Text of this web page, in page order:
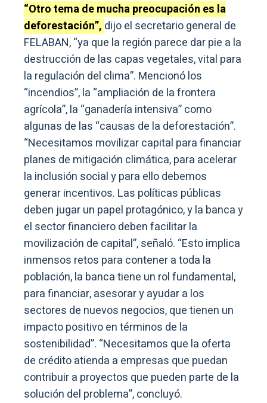
“Otro tema de mucha preocupación es la
deforestación”, dijo el secretario general de
FELABAN, “ya que la región parece dar pie a la
destrucción de las capas vegetales, vital para
la regulación del clima”. Mencionó los
“incendios”, la “ampliación de la frontera
agrícola”, la “ganadería intensiva” como
algunas de las “causas de la deforestación”.
“Necesitamos movilizar capital para financiar
planes de mitigación climática, para acelerar
la inclusión social y para ello debemos
generar incentivos. Las políticas públicas
deben jugar un papel protagónico, y la banca y
el sector financiero deben facilitar la
movilización de capital”, señaló. “Esto implica
inmensos retos para contener a toda la
población, la banca tiene un rol fundamental,
para financiar, asesorar y ayudar a los
sectores de nuevos negocios, que tienen un
impacto positivo en términos de la
sostenibilidad”. “Necesitamos que la oferta
de crédito atienda a empresas que puedan
contribuir a proyectos que pueden parte de la
solución del problema”, concluyó.